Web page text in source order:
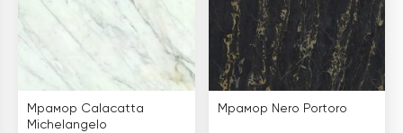
Мрамор Calacatta
Michelangelo
Мрамор Nero Portoro